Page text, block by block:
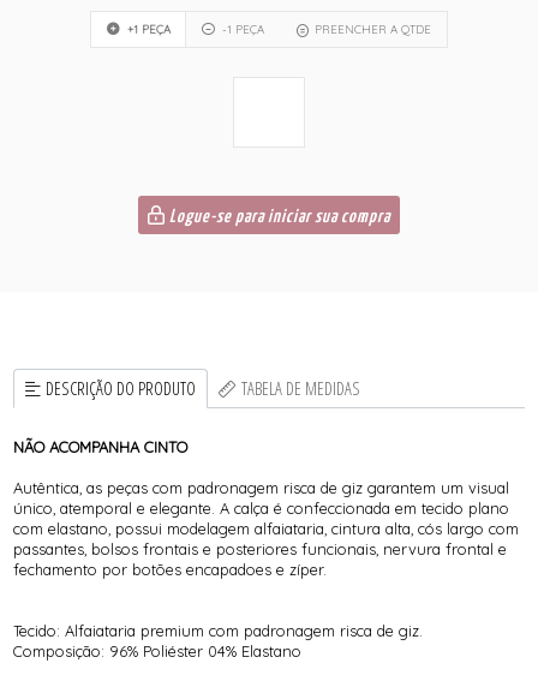
+1 PEÇA -1 PEÇA PREENCHER A QTDE
Logue-se para iniciar sua compra
DESCRIÇÃO DO PRODUTO TABELA DE MEDIDAS
NÃO ACOMPANHA CINTO
Autêntica, as peças com padronagem risca de giz garantem um visual
único, atemporal e elegante. A calça é confeccionada em tecido plano
com elastano, possui modelagem alfaiataria, cintura alta, cós largo com
passantes, bolsos frontais e posteriores funcionais, nervura frontal e
fechamento por botões encapadoes e zíper.
Tecido: Alfaiataria premium com padronagem risca de giz.
Composição: 96% Poliéster 04% Elastano